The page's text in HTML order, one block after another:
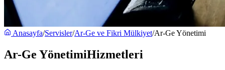
Anasayfa/Servisler/Ar-Ge ve Fikri Mülkiyet/Ar-Ge Yönetimi
Ar-Ge YönetimiHizmetleri